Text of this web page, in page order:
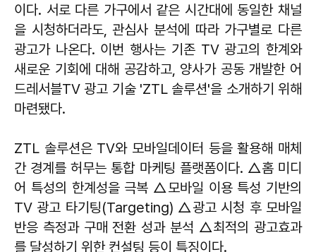
이다. 서로 다른 가구에서 같은 시간대에 동일한 채널
을 시청하더라도, 관심사 분석에 따라 가구별로 다른
광고가 나온다. 이번 행사는 기존 TV 광고의 한계와
새로운 기회에 대해 공감하고, 양사가 공동 개발한 어
드레서블TV 광고 기술 'ZTL 솔루션'을 소개하기 위해
마련됐다.
ZTL 솔루션은 TV와 모바일데이터 등을 활용해 매체
간 경계를 허무는 통합 마케팅 플랫폼이다. △홈 미디
어 특성의 한계성을 극복 △모바일 이용 특성 기반의
TV 광고 타기팅(Targeting) △광고 시청 후 모바일
반응 측정과 구매 전환 성과 분석 △최적의 광고효과
를 달성하기 위한 컨설팅 등이 특징이다.